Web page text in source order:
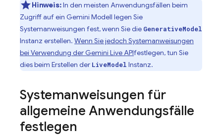
Hinweis:In den meisten Anwendungsfällen beim
Zugriff auf ein Gemini Modell legen Sie
Systemanweisungen fest, wenn Sie die GenerativeModel
Instanz erstellen. Wenn Sie jedoch Systemanweisungen
bei Verwendung der Gemini Live APIfestlegen, tun Sie
dies beim Erstellen der LiveModel Instanz.
Systemanweisungen für
allgemeine Anwendungsfälle
festlegen